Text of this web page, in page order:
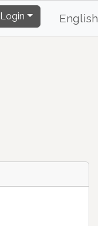
Login English